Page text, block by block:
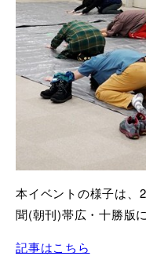
本イベントの様子は、
聞(朝刊)帯広・十勝版
記事はこちら